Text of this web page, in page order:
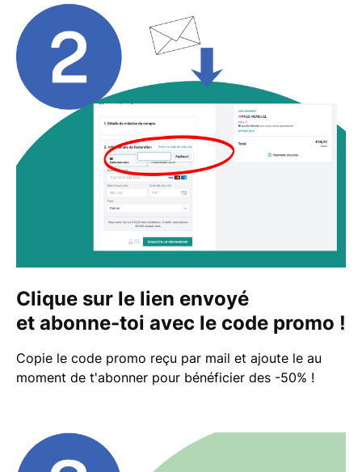
Clique sur le lien envoyé
et abonne-toi avec le code promo !
Copie le code promo reçu par mail et ajoute le au
moment de t'abonner pour bénéficier des -50% !